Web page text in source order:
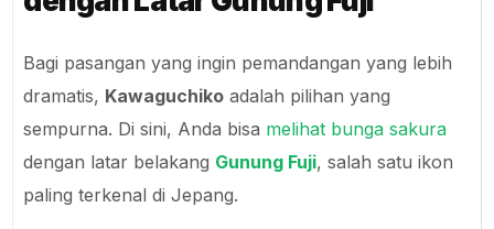
Bagi pasangan yang ingin pemandangan yang lebih
dramatis, Kawaguchiko adalah pilihan yang
sempurna. Di sini, Anda bisa melihat bunga sakura
dengan latar belakang Gunung Fuji, salah satu ikon
paling terkenal di Jepang.